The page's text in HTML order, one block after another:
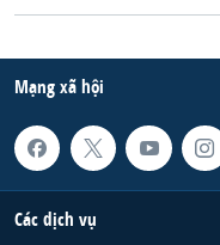
Mạng xã hội
Các dịch vụ